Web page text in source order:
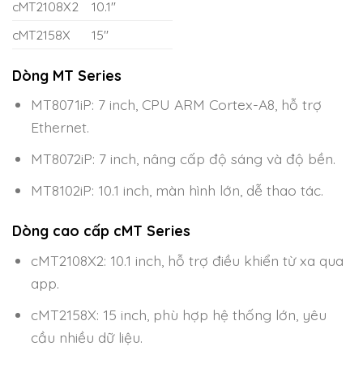
cMT2108X2
10.1″
cMT2158X
15″
Dòng MT Series
MT8071iP: 7 inch, CPU ARM Cortex-A8, hỗ trợ
Ethernet.
MT8072iP: 7 inch, nâng cấp độ sáng và độ bền.
MT8102iP: 10.1 inch, màn hình lớn, dễ thao tác.
Dòng cao cấp cMT Series
cMT2108X2: 10.1 inch, hỗ trợ điều khiển từ xa qua
app.
cMT2158X: 15 inch, phù hợp hệ thống lớn, yêu
cầu nhiều dữ liệu.